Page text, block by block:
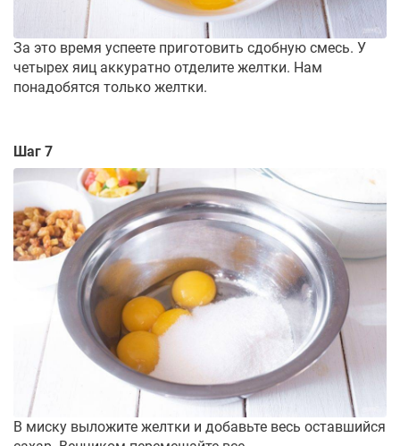
За это время успеете приготовить сдобную смесь. У
четырех яиц аккуратно отделите желтки. Нам
понадобятся только желтки.
Шаг 7
В миску выложите желтки и добавьте весь оставшийся